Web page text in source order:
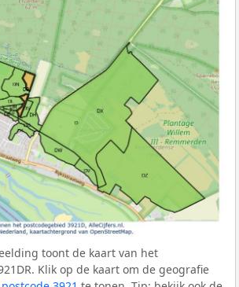
toont de kaart van het
Klik op de kaart om de geografie